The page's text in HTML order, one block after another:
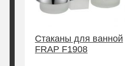
Стаканы для ванной
FRAP F1908